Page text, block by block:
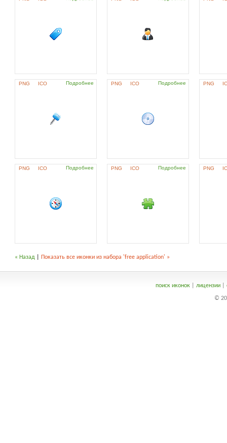
PNG ICO Подробнее PNG ICO Подробнее PNG
PNG ICO Подробнее PNG ICO Подробнее PNG
« Назад Показать все иконки из набора 'free application' »
поиск иконок| лицензии|
©